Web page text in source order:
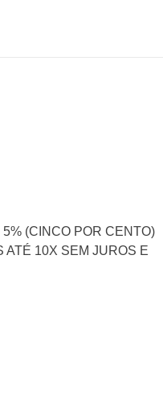
(CINCO POR CENTO)
ATÉ 10X SEM JUROS E